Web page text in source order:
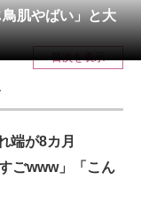
肌やばい」と大
目次を表示
端が8カ月
ごwww」「こん